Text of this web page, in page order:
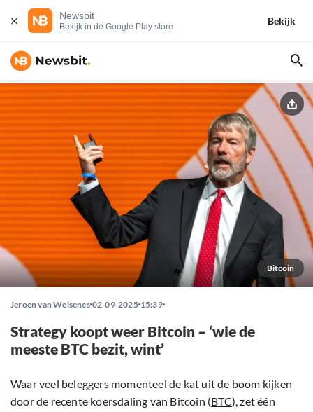
Newsbit
Bekijk in de Google Play store
Bekijk
Bitcoin
Jeroen van Welsenes 02-09-2025 15:39
Strategy koopt weer Bitcoin – ‘wie de
meeste BTC bezit, wint’
Waar veel beleggers momenteel de kat uit de boom kijken
door de recente koersdaling van Bitcoin (BTC), zet één